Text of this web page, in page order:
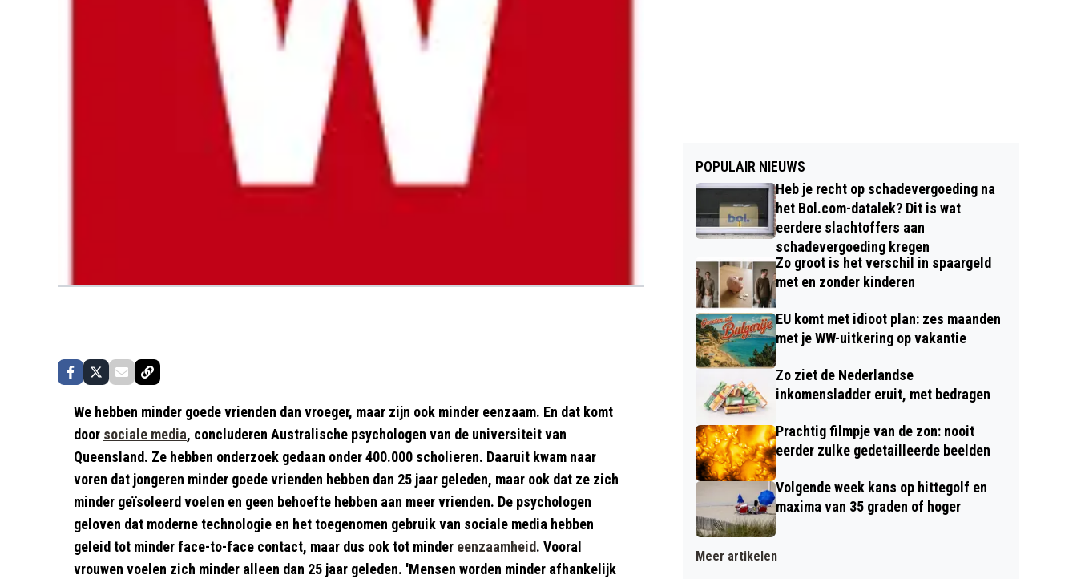
We hebben minder goede vrienden dan vroeger, maar zijn ook minder eenzaam. En dat komt
door sociale media, concluderen Australische psychologen van de universiteit van
Queensland. Ze hebben onderzoek gedaan onder 400.000 scholieren. Daaruit kwam naar
voren dat jongeren minder goede vrienden hebben dan 25 jaar geleden, maar ook dat ze zich
minder geïsoleerd voelen en geen behoefte hebben aan meer vrienden. De psychologen
geloven dat moderne technologie en het toegenomen gebruik van sociale media hebben
geleid tot minder face-to-face contact, maar dus ook tot minder eenzaamheid. Vooral
vrouwen voelen zich minder alleen dan 25 jaar geleden. 'Mensen worden minder afhankelijk
POPULAIR NIEUWS
Heb je recht op schadevergoeding na
het Bol.com-datalek? Dit is wat
eerdere slachtoffers aan
schadevergoeding kregen
Zo groot is het verschil in spaargeld
met en zonder kinderen
EU komt met idioot plan: zes maanden
met je WW-uitkering op vakantie
Zo ziet de Nederlandse
inkomensladder eruit, met bedragen
Prachtig filmpje van de zon: nooit
eerder zulke gedetailleerde beelden
Volgende week kans op hittegolf en
maxima van 35 graden of hoger
Meer artikelen